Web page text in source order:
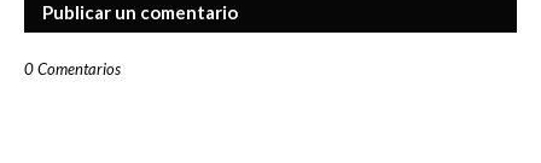
Publicar un comentario
0 Comentarios